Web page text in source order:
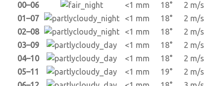
00–06
<1 mm 18°
2 m/s
01–07
<1 mm 18°
2 m/s
02–08
<1 mm 18°
2 m/s
03–09
<1 mm 18°
2 m/s
04–10
<1 mm 18°
2 m/s
05–11
<1 mm 19°
2 m/s